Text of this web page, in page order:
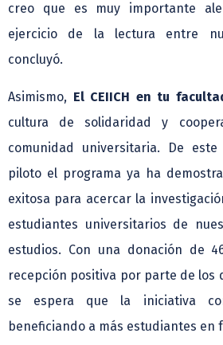
creo que es muy importante
ejercicio de la lectura entre
concluyó.
Asimismo, El CEIICH en tu
cultura de solidaridad y
comunidad universitaria. De
piloto el programa ya ha
exitosa para acercar la
estudiantes universitarios de
estudios. Con una donación de
recepción positiva por parte de los
se espera que la iniciativa
beneficiando a más estudiantes en